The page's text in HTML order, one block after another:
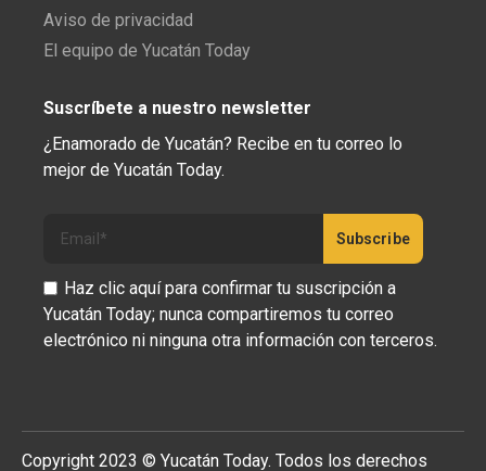
Aviso de privacidad
El equipo de Yucatán Today
Suscríbete a nuestro newsletter
¿Enamorado de Yucatán? Recibe en tu correo lo
mejor de Yucatán Today.
Haz clic aquí para confirmar tu suscripción a
Yucatán Today; nunca compartiremos tu correo
electrónico ni ninguna otra información con terceros.
Copyright 2023 © Yucatán Today. Todos los derechos